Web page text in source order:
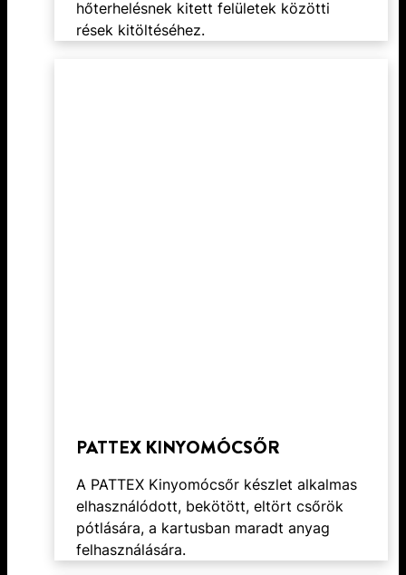
hőterhelésnek kitett felületek közötti
rések kitöltéséhez.
PATTEX KINYOMÓCSŐR
A PATTEX Kinyomócsőr készlet alkalmas
elhasználódott, bekötött, eltört csőrök
pótlására, a kartusban maradt anyag
felhasználására.